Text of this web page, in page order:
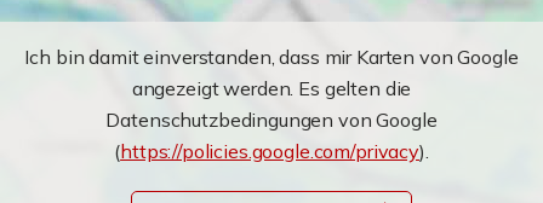
Ich bin damit einverstanden, dass mir Karten von Google
angezeigt werden. Es gelten die
Datenschutzbedingungen von Google
(https://policies.google.com/privacy).